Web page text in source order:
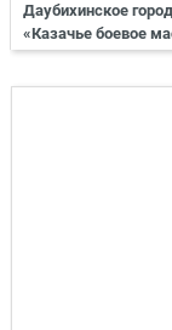
Даубихинское
«Казачье боевое